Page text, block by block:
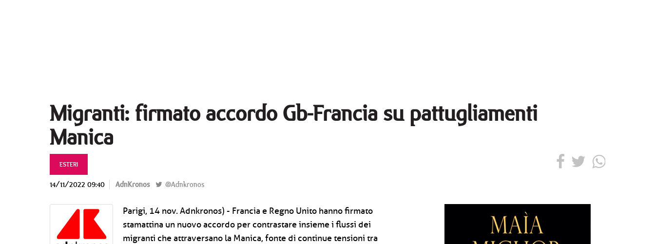
Migranti: firmato accordo Gb-Francia su pattugliamenti
Manica
ESTERI
14/11/2022 09:40 AdnKronos @Adnkronos
Parigi, 14 nov. Adnkronos) - Francia e Regno Unito hanno firmato
stamattina un nuovo accordo per contrastare insieme i flussi dei
migranti che attraversano la Manica, fonte di continue tensioni tra